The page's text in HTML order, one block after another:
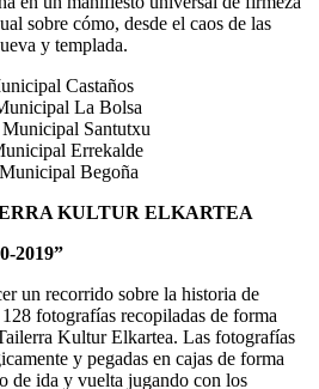
sobre cómo, desde el caos de las
y templada.
Castaños
La Bolsa
Santutxu
Errekalde
Begoña
KULTUR ELKARTEA
2019”
un recorrido sobre la historia de
fotografías recopiladas de forma
Kultur Elkartea. Las fotografías
y pegadas en cajas de forma
de ida y vuelta jugando con los